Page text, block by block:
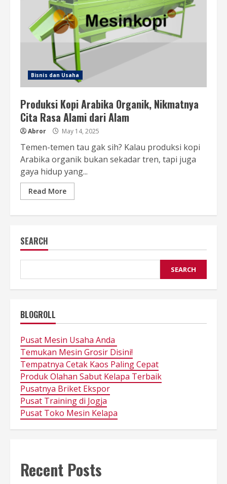
Bisnis dan Usaha
Produksi Kopi Arabika Organik, Nikmatnya
Cita Rasa Alami dari Alam
Abror May 14, 2025
Temen-temen tau gak sih? Kalau produksi kopi
Arabika organik bukan sekadar tren, tapi juga
gaya hidup yang...
Read More
SEARCH
SEARCH
BLOGROLL
Pusat Mesin Usaha Anda
Temukan Mesin Grosir Disini!
Tempatnya Cetak Kaos Paling Cepat
Produk Olahan Sabut Kelapa Terbaik
Pusatnya Briket Ekspor
Pusat Training di Jogja
Pusat Toko Mesin Kelapa
Recent Posts